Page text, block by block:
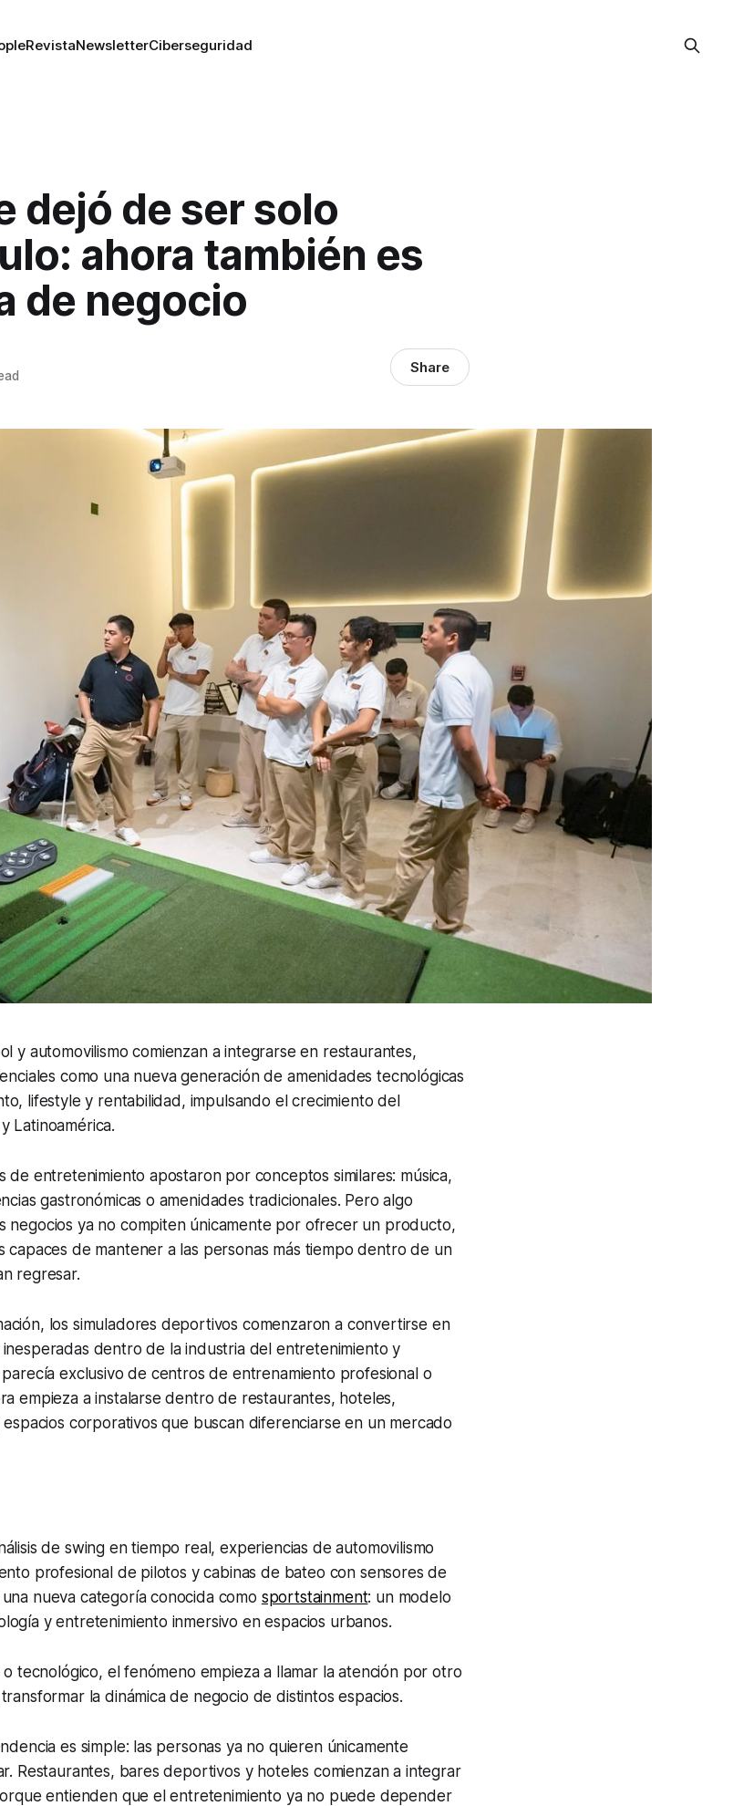
RevistaNewsletterCiberseguridad
dejó de ser solo
ahora también es
de negocio
Share
y automovilismo comienzan a integrarse en restaurantes,
como una nueva generación de amenidades tecnológicas
lifestyle y rentabilidad, impulsando el crecimiento del
Latinoamérica.
de entretenimiento apostaron por conceptos similares: música,
gastronómicas o amenidades tradicionales. Pero algo
negocios ya no compiten únicamente por ofrecer un producto,
capaces de mantener a las personas más tiempo dentro de un
regresar.
los simuladores deportivos comenzaron a convertirse en
inesperadas dentro de la industria del entretenimiento y
exclusivo de centros de entrenamiento profesional o
empieza a instalarse dentro de restaurantes, hoteles,
corporativos que buscan diferenciarse en un mercado
de swing en tiempo real, experiencias de automovilismo
profesional de pilotos y cabinas de bateo con sensores de
nueva categoría conocida como sportstainment: un modelo
y entretenimiento inmersivo en espacios urbanos.
o tecnológico, el fenómeno empieza a llamar la atención por otro
la dinámica de negocio de distintos espacios.
es simple: las personas ya no quieren únicamente
Restaurantes, bares deportivos y hoteles comienzan a integrar
entienden que el entretenimiento ya no puede depender